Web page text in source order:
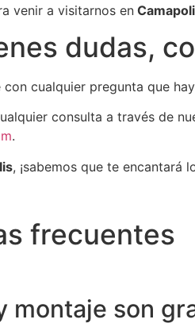
venir a visitarnos en
dudas,
con cualquier pregunta que
consulta a través de
.
, ¡sabemos que te encantará
frecuentes
montaje son